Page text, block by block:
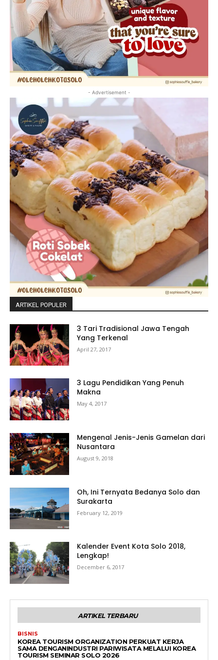
- Advertisement -
ARTIKEL POPULER
3 Tari Tradisional Jawa Tengah
Yang Terkenal
April 27, 2017
3 Lagu Pendidikan Yang Penuh
Makna
May 4, 2017
Mengenal Jenis-Jenis Gamelan dari
Nusantara
August 9, 2018
Oh, Ini Ternyata Bedanya Solo dan
Surakarta
February 12, 2019
Kalender Event Kota Solo 2018,
Lengkap!
December 6, 2017
ARTIKEL TERBARU
BISNIS
KOREA TOURISM ORGANIZATION PERKUAT KERJA
SAMA DENGANINDUSTRI PARIWISATA MELALUI KOREA
TOURISM SEMINAR SOLO 2026